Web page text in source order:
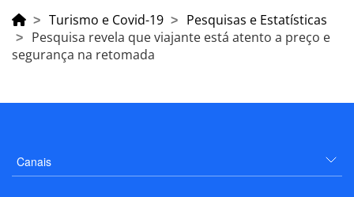
Turismo e Covid-19
Pesquisas e Estatísticas
Pesquisa revela que viajante está atento a preço e
segurança na retomada
Canais